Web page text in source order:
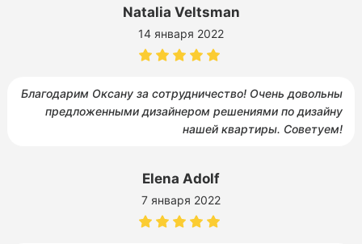
Natalia Veltsman
14 января 2022
Благодарим Оксану за сотрудничество! Очень довольны
предложенными дизайнером решениями по дизайну
нашей квартиры. Советуем!
Elena Adolf
7 января 2022